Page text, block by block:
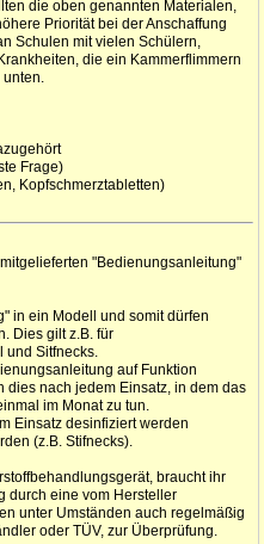
die oben genannten Materialen,
Priorität bei der Anschaffung
Schulen mit vielen Schülern,
die ein Kammerflimmern
unten.
Frage)
Kopfschmerztabletten)
"Bedienungsanleitung"
in ein Modell und somit dürfen
Dies gilt z.B. für
und Sitfnecks.
auf Funktion
dies nach jedem Einsatz, in dem das
im Monat zu tun.
Einsatz desinfiziert werden
(z.B. Stifnecks).
braucht ihr
durch eine vom Hersteller
unter Umständen auch regelmäßig
oder TÜV, zur Überprüfung.